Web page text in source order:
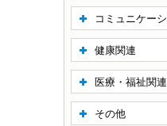
コミュニケー
健康関連
医療・福祉関連
その他